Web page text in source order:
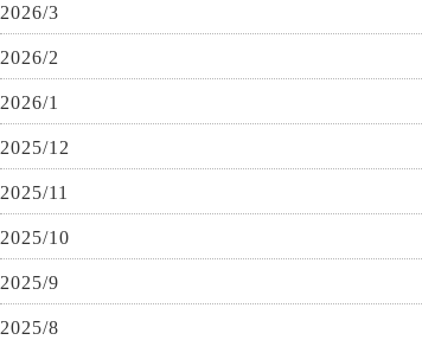
2026/3
2026/2
2026/1
2025/12
2025/11
2025/10
2025/9
2025/8